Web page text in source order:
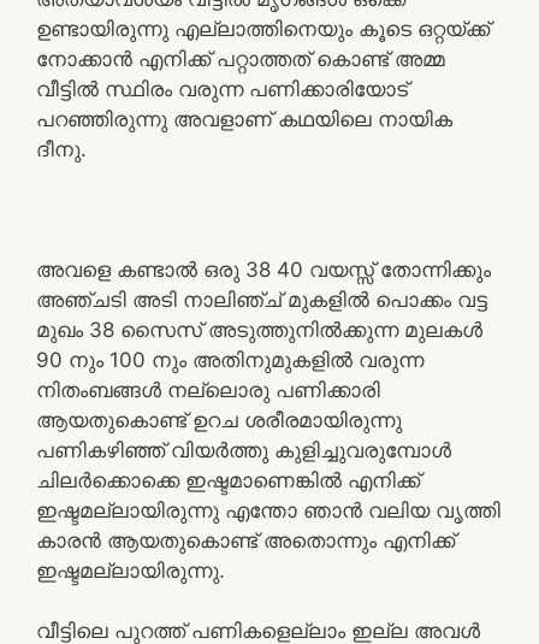
ഉണ്ടായിരുന്നു എല്ലാത്തിനെയും കൂടെ ഒറ്റയ്ക്ക്
നോക്കാൻ എനിക്ക് പറ്റാത്തത് കൊണ്ട് അമ്മ
വീട്ടിൽ സ്ഥിരം വരുന്ന പണിക്കാരിയോട്
പറഞ്ഞിരുന്നു അവളാണ് കഥയിലെ നായിക
ദീനു.
അവളെ കണ്ടാൽ ഒരു 38 40 വയസ്സ് തോന്നിക്കും
അഞ്ചടി അടി നാലിഞ്ച് മുകളിൽ പൊക്കം വട്ട
മുഖം 38 സൈസ് അടുത്തുനിൽക്കുന്ന മുലകൾ
90 നും 100 നും അതിനുമുകളിൽ വരുന്ന
നിതംബങ്ങൾ നല്ലൊരു പണിക്കാരി
ആയതുകൊണ്ട് ഉറച ശരീരമായിരുന്നു
പണികഴിഞ്ഞ് വിയർത്തു കുളിച്ചുവരുമ്പോൾ
ചിലർക്കൊക്കെ ഇഷ്ടമാണെങ്കിൽ എനിക്ക്
ഇഷ്ടമല്ലായിരുന്നു എന്തോ ഞാൻ വലിയ വൃത്തി
കാരൻ ആയതുകൊണ്ട് അതൊന്നും എനിക്ക്
ഇഷ്ടമല്ലായിരുന്നു.
വീട്ടിലെ പുറത്ത് പണികളെല്ലാം ഇല്ല അവൾ